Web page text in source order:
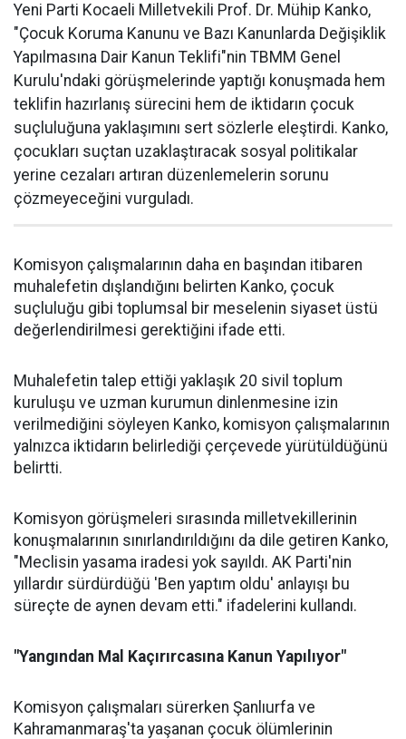
Yeni Parti Kocaeli Milletvekili Prof. Dr. Mühip Kanko,
"Çocuk Koruma Kanunu ve Bazı Kanunlarda Değişiklik
Yapılmasına Dair Kanun Teklifi"nin TBMM Genel
Kurulu'ndaki görüşmelerinde yaptığı konuşmada hem
teklifin hazırlanış sürecini hem de iktidarın çocuk
suçluluğuna yaklaşımını sert sözlerle eleştirdi. Kanko,
çocukları suçtan uzaklaştıracak sosyal politikalar
yerine cezaları artıran düzenlemelerin sorunu
çözmeyeceğini vurguladı.
Komisyon çalışmalarının daha en başından itibaren
muhalefetin dışlandığını belirten Kanko, çocuk
suçluluğu gibi toplumsal bir meselenin siyaset üstü
değerlendirilmesi gerektiğini ifade etti.
Muhalefetin talep ettiği yaklaşık 20 sivil toplum
kuruluşu ve uzman kurumun dinlenmesine izin
verilmediğini söyleyen Kanko, komisyon çalışmalarının
yalnızca iktidarın belirlediği çerçevede yürütüldüğünü
belirtti.
Komisyon görüşmeleri sırasında milletvekillerinin
konuşmalarının sınırlandırıldığını da dile getiren Kanko,
"Meclisin yasama iradesi yok sayıldı. AK Parti'nin
yıllardır sürdürdüğü 'Ben yaptım oldu' anlayışı bu
süreçte de aynen devam etti." ifadelerini kullandı.
"Yangından Mal Kaçırırcasına Kanun Yapılıyor"
Komisyon çalışmaları sürerken Şanlıurfa ve
Kahramanmaraş'ta yaşanan çocuk ölümlerinin